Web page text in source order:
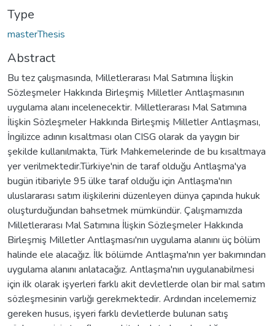
Type
masterThesis
Abstract
Bu tez çalışmasında, Milletlerarası Mal Satımına İlişkin
Sözleşmeler Hakkında Birleşmiş Milletler Antlaşmasının
uygulama alanı incelenecektir. Milletlerarası Mal Satımına
İlişkin Sözleşmeler Hakkında Birleşmiş Milletler Antlaşması,
İngilizce adının kısaltması olan CISG olarak da yaygın bir
şekilde kullanılmakta, Türk Mahkemelerinde de bu kısaltmaya
yer verilmektedir.Türkiye'nin de taraf olduğu Antlaşma'ya
bugün itibariyle 95 ülke taraf olduğu için Antlaşma'nın
uluslararası satım ilişkilerini düzenleyen dünya çapında hukuk
oluşturduğundan bahsetmek mümkündür. Çalışmamızda
Milletlerarası Mal Satımına İlişkin Sözleşmeler Hakkında
Birleşmiş Milletler Antlaşması'nın uygulama alanını üç bölüm
halinde ele alacağız. İlk bölümde Antlaşma'nın yer bakımından
uygulama alanını anlatacağız. Antlaşma'nın uygulanabilmesi
için ilk olarak işyerleri farklı akit devletlerde olan bir mal satım
sözleşmesinin varlığı gerekmektedir. Ardından incelememiz
gereken husus, işyeri farklı devletlerde bulunan satış